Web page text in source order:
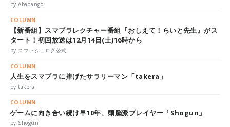
by Abadango
COLUMN
【新番組】スマブラレクチャー番組『おしえて！らいと先生』がス
タート！初回放送は12月14日(土)16時から
by スマッシュログ公式
COLUMN
人生をスマブラに捧げたサラリーマン「takera」
by takera
COLUMN
ゲームに向き合い続け早10年、頭脳派プレイヤー「Shogun」
by Shogun